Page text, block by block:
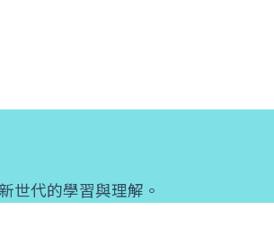
世代的學習與理解。